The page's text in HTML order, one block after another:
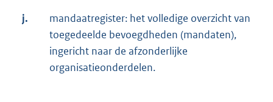
j.
mandaatregister: het volledige overzicht van
toegedeelde bevoegdheden (mandaten),
ingericht naar de afzonderlijke
organisatieonderdelen.